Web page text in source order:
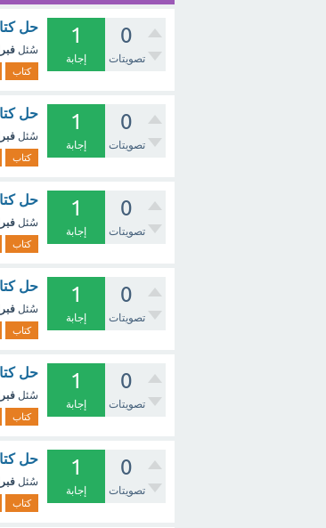
0
تصويتات
1
إجابة
حل كتاب
سُئل
كتاب
0
تصويتات
1
إجابة
حل كتاب
سُئل
كتاب
0
تصويتات
1
إجابة
حل كتاب
سُئل
كتاب
0
تصويتات
1
إجابة
حل كتاب
سُئل
كتاب
0
تصويتات
1
إجابة
حل كتاب
سُئل
كتاب
0
تصويتات
1
إجابة
حل كتاب
سُئل
كتاب